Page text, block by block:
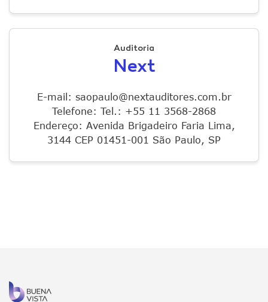
Auditoria
Next
E-mail: saopaulo@nextauditores.com.br
Telefone: Tel.: +55 11 3568-2868
Endereço: Avenida Brigadeiro Faria Lima,
3144 CEP 01451-001 São Paulo, SP